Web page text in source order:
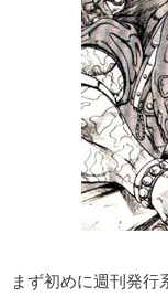
まず初めに週刊発行